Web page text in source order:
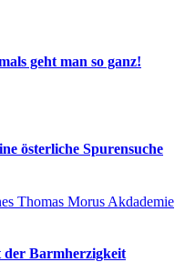
geht man so ganz!
österliche Spurensuche
der Barmherzigkeit